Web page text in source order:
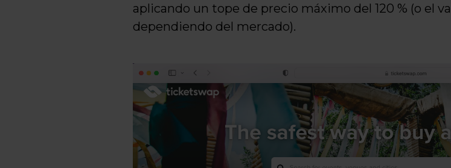
aplicando un tope de precio máximo del 120 % (o el
dependiendo del mercado).